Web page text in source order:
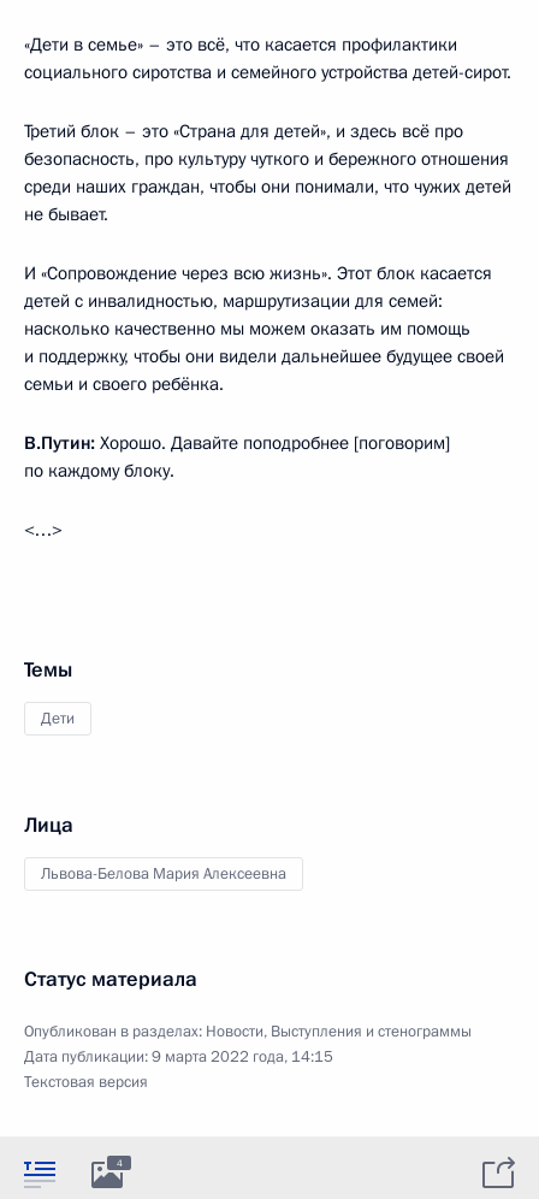
«Дети в семье» – это всё, что касается профилактики
социального сиротства и семейного устройства детей-сирот.
Третий блок – это «Страна для детей», и здесь всё про
безопасность, про культуру чуткого и бережного отношения
среди наших граждан, чтобы они понимали, что чужих детей
не бывает.
И «Сопровождение через всю жизнь». Этот блок касается
детей с инвалидностью, маршрутизации для семей:
насколько качественно мы можем оказать им помощь
и поддержку, чтобы они видели дальнейшее будущее своей
семьи и своего ребёнка.
В.Путин: Хорошо. Давайте поподробнее [поговорим]
по каждому блоку.
<…>
Темы
Дети
Лица
Львова-Белова Мария Алексеевна
Статус материала
Опубликован в разделах: Новости, Выступления и стенограммы
Дата публикации:9 марта 2022 года, 14:15
Текстовая версия
4